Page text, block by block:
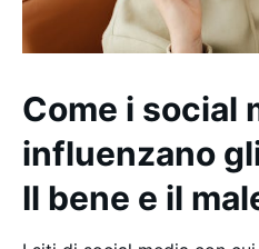
Come i social
influenzano
Il bene e il